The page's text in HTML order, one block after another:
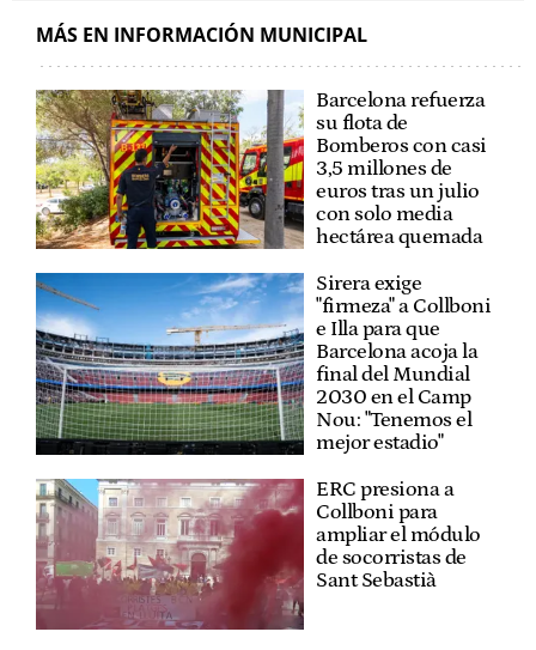
MÁS EN INFORMACIÓN MUNICIPAL
Barcelona refuerza
su flota de
Bomberos con casi
3,5 millones de
euros tras un julio
con solo media
hectárea quemada
Sirera exige
"firmeza" a Collboni
e Illa para que
Barcelona acoja la
final del Mundial
2030 en el Camp
Nou: "Tenemos el
mejor estadio"
ERC presiona a
Collboni para
ampliar el módulo
de socorristas de
Sant Sebastià